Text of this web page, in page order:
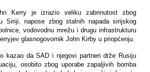
Kerry je izrazio veliku zabrinutost zbog
Siriji, napose zbog stalnih napada sirijskog
vodovodnu mrežu i drugu infrastrukturu
glasnogovornik John Kirby u priopćenju.
kazao da SAD i njegovi partneri drže Rusiju
osobito zbog uporabe zapaljivih bomba